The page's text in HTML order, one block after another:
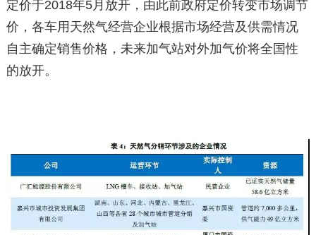
定价于2018年5月放开，由此前政府定价转变市场调节
价，各车用天然气经营企业根据市场经营及供需情况
自主确定销售价格，未来加气站对外加气价将全国性
的放开。